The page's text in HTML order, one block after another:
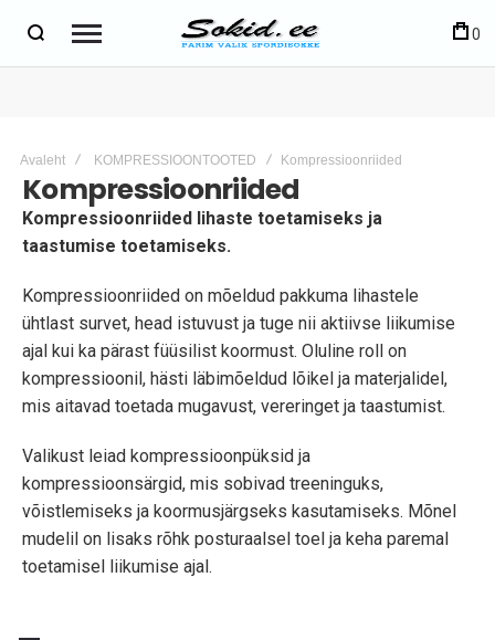
0
Avaleht KOMPRESSIOONTOOTED Kompressioonriided
Kompressioonriided
Kompressioonriided lihaste toetamiseks ja
taastumise toetamiseks.
Kompressioonriided on mõeldud pakkuma lihastele
ühtlast survet, head istuvust ja tuge nii aktiivse liikumise
ajal kui ka pärast füüsilist koormust. Oluline roll on
kompressioonil, hästi läbimõeldud lõikel ja materjalidel,
mis aitavad toetada mugavust, vereringet ja taastumist.
Valikust leiad kompressioonpüksid ja
kompressioonsärgid, mis sobivad treeninguks,
võistlemiseks ja koormusjärgseks kasutamiseks. Mõnel
mudelil on lisaks rõhk posturaalsel toel ja keha paremal
toetamisel liikumise ajal.